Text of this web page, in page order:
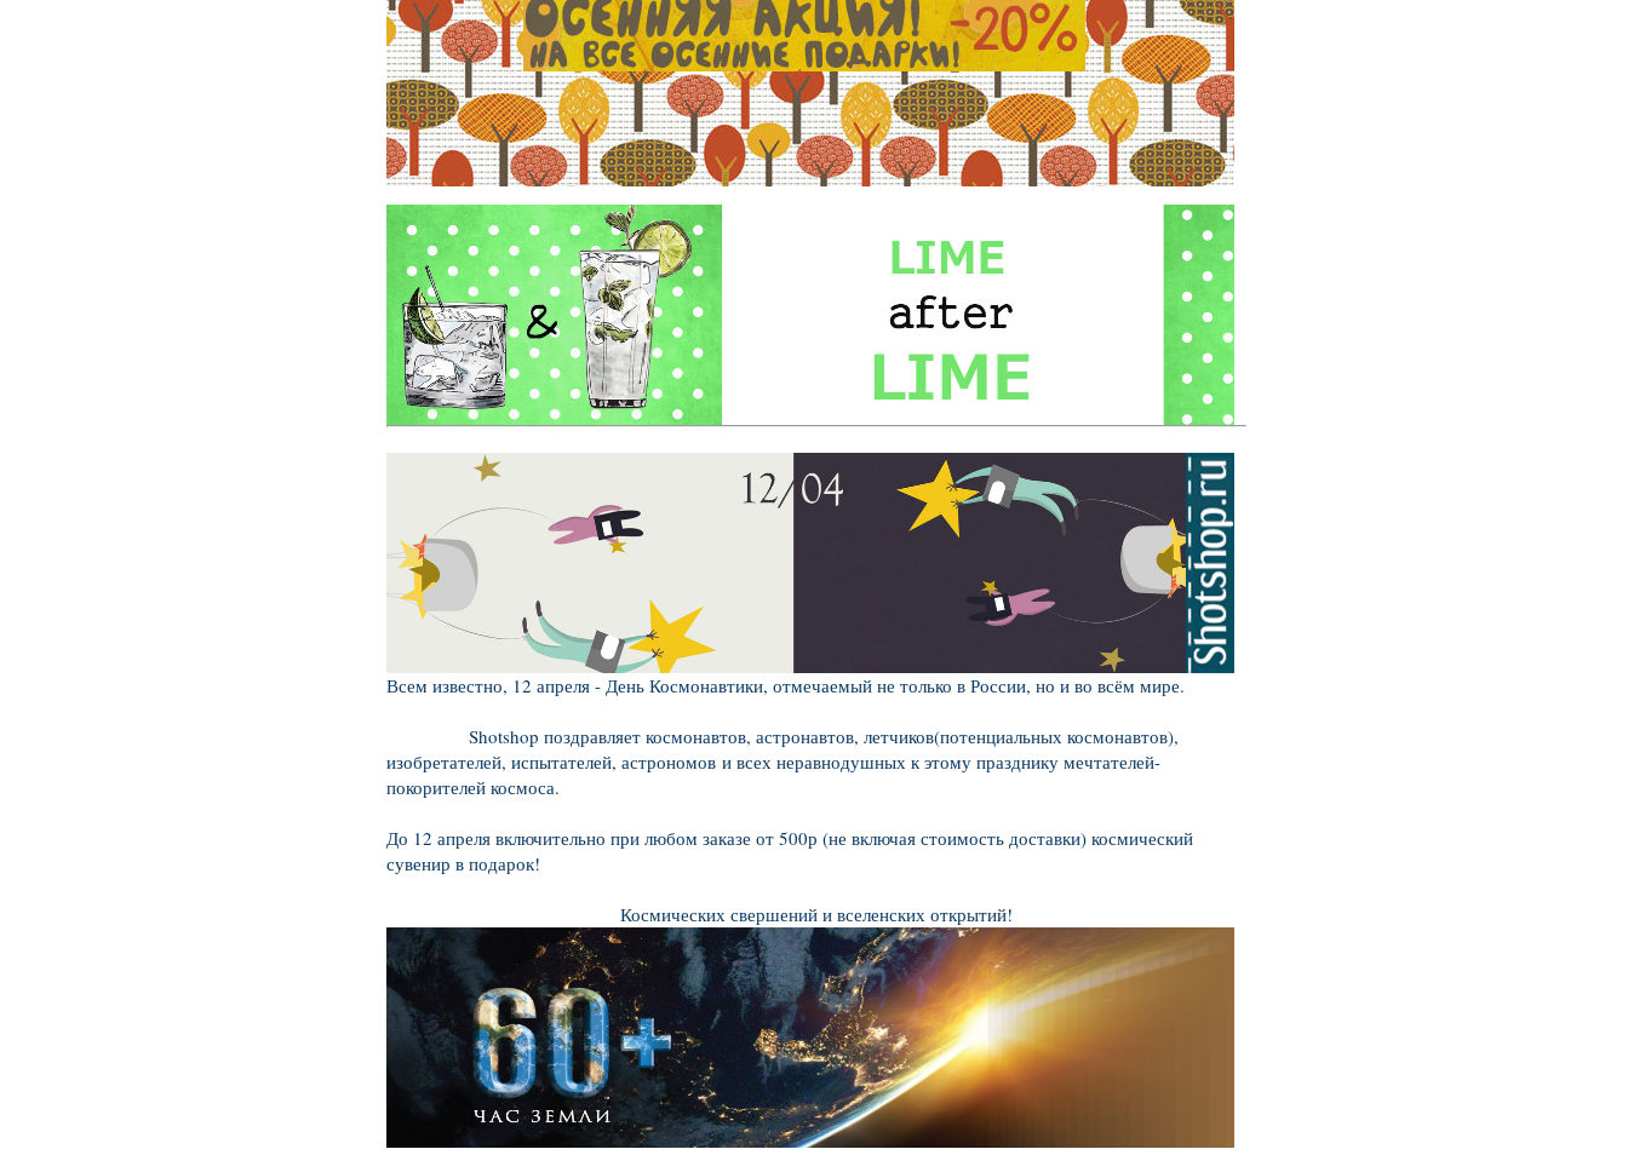
Всем известно, 12 апреля - День Космонавтики, отмечаемый не только в России, но и во всём мире.
Shotshop поздравляет космонавтов, астронавтов, летчиков(потенциальных космонавтов),
изобретателей, испытателей, астрономов и всех неравнодушных к этому празднику мечтателей-
покорителей космоса.
До 12 апреля включительно при любом заказе от 500р (не включая стоимость доставки) космический
сувенир в подарок!
Космических свершений и вселенских открытий!